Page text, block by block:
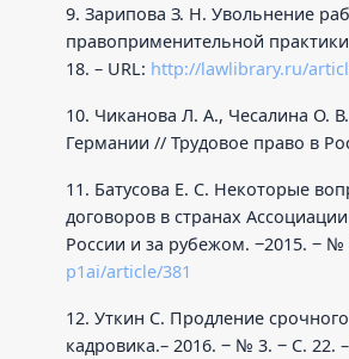
9. Зарипова З. Н. Увольнение
правоприменительной
18. – URL: http://lawlibrary.ru/
10. Чиканова Л. А., Чесалина О.
Германии // Трудовое право в
11. Батусова Е. С. Некоторые
договоров в странах
России и за рубежом. ‒2015. ‒ №
p1ai/article/381
12. Уткин С. Продление
кадровика.– 2016. ‒ № 3. ‒ С. 22.